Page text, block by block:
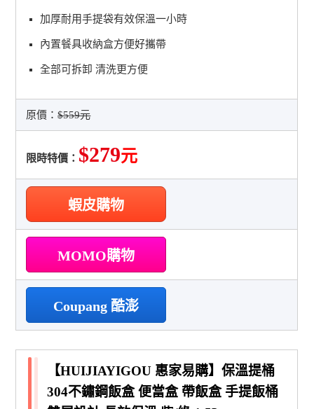
加厚耐用手提袋有效保溫一小時
內置餐具收納盒方便好攜帶
全部可拆卸 清洗更方便
原價：$559元
限時特價： $279元
蝦皮購物
MOMO購物
Coupang 酷澎
【HUIJIAYIGOU 惠家易購】保溫提桶
304不鏽鋼飯盒 便當盒 帶飯盒 手提飯桶